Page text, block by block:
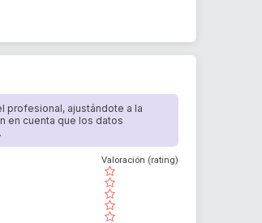
profesional, ajustándote a la
en cuenta que los datos
( )
( )
( )
( )
( )
Valoración (rating)